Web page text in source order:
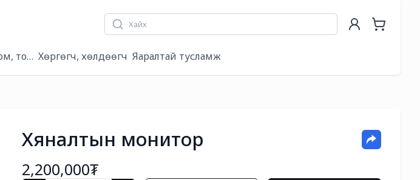
товхимолХөргөгч, хөлдөөгч Яаралтай тусламж
Хяналтын монитор
2,200,000₮